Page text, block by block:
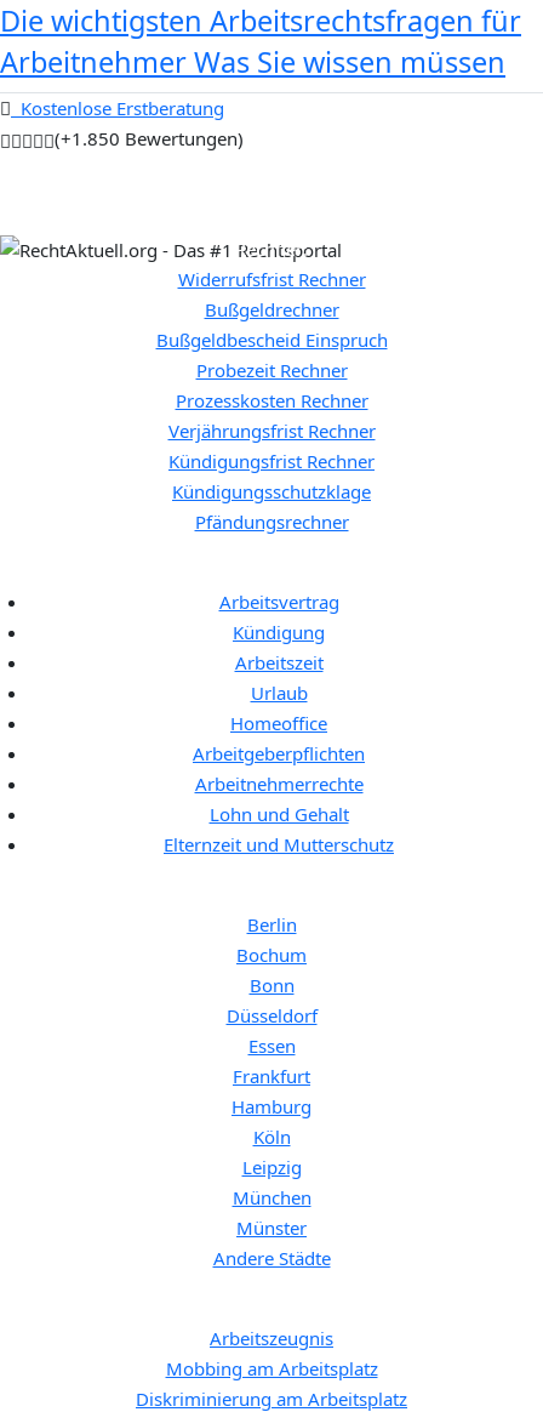
Die wichtigsten Arbeitsrechtsfragen für
Arbeitnehmer Was Sie wissen müssen
Kostenlose Erstberatung
(+1.850 Bewertungen)
Rechner:
Widerrufsfrist Rechner
Bußgeldrechner
Bußgeldbescheid Einspruch
Probezeit Rechner
Prozesskosten Rechner
Verjährungsfrist Rechner
Kündigungsfrist Rechner
Kündigungsschutzklage
Pfändungsrechner
Arbeitsvertrag
Kündigung
Arbeitszeit
Urlaub
Homeoffice
Arbeitgeberpflichten
Arbeitnehmerrechte
Lohn und Gehalt
Elternzeit und Mutterschutz
Berlin
Bochum
Bonn
Düsseldorf
Essen
Frankfurt
Hamburg
Köln
Leipzig
München
Münster
Andere Städte
Arbeitszeugnis
Mobbing am Arbeitsplatz
Diskriminierung am Arbeitsplatz